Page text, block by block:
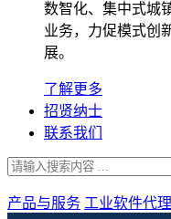
数智化、集中式城
业务，力促模式创
展。
了解更多
招贤纳士
联系我们
产品与服务 工业软件代理